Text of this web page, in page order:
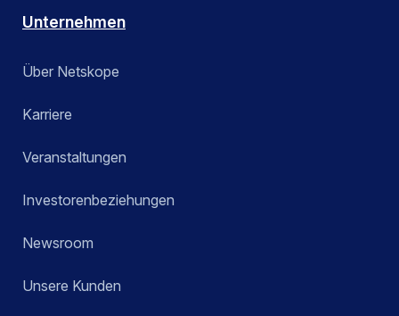
Unternehmen
Über Netskope
Karriere
Veranstaltungen
Investorenbeziehungen
Newsroom
Unsere Kunden